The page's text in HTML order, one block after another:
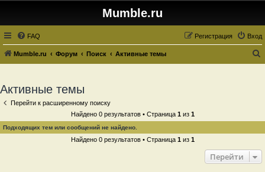
Mumble.ru
FAQ Вход
Регистрация
Mumble.ru Форум Поиск Активные темы
Активные темы
Перейти к расширенному поиску
Найдено 0 результатов • Страница 1из 1
Подходящих тем или сообщений не найдено.
Найдено 0 результатов • Страница 1из 1
Перейти